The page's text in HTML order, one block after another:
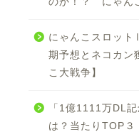
にゃんこスロッ
期予想とネコカン
こ大戦争】
「1億1111万DL
は？当たりTOP３